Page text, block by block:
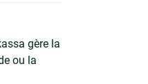
gère la
ou la